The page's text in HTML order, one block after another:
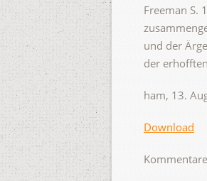
Freeman S.
und der
der
ham, 13.
Download